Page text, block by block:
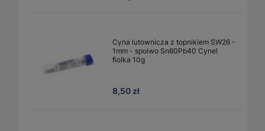
Cyna lutownicza z topnikiem SW26 -
1mm - spoiwo Sn60Pb40 Cynel
fiolka 10g
8,50 zł